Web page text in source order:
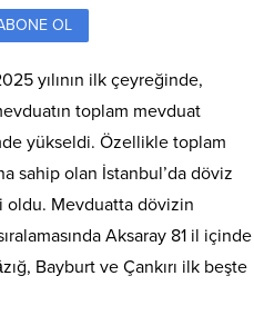
OL
yılının ilk çeyreğinde,
toplam mevduat
yükseldi. Özellikle toplam
sahip olan İstan­bul’da döviz
oldu. Mevduatta dövizin
Aksaray 81 il içinde
Bayburt ve Çankırı ilk beşte